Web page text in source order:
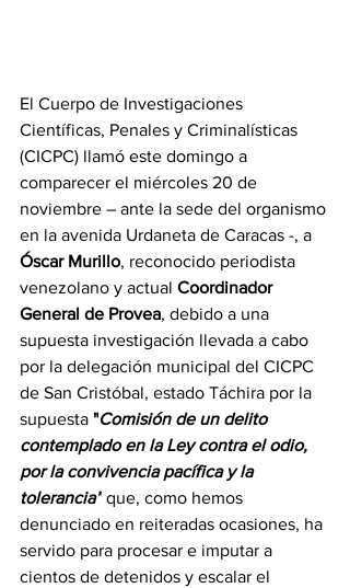
El Cuerpo de Investigaciones
Científicas, Penales y Criminalísticas
(CICPC) llamó este domingo a
comparecer el miércoles 20 de
noviembre – ante la sede del organismo
en la avenida Urdaneta de Caracas -, a
Óscar Murillo, reconocido periodista
venezolano y actual Coordinador
General de Provea, debido a una
supuesta investigación llevada a cabo
por la delegación municipal del CICPC
de San Cristóbal, estado Táchira por la
supuesta "Comisión de un delito
contemplado en la Ley contra el odio,
por la convivencia pacífica y la
tolerancia” que, como hemos
denunciado en reiteradas ocasiones, ha
servido para procesar e imputar a
cientos de detenidos y escalar el